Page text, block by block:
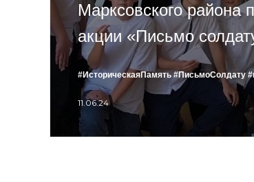
Марксовского района
акции «Письмо
#ИсторическаяПамять #ПисьмоСолдату
11.06.24